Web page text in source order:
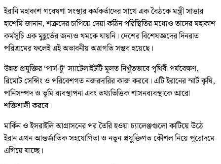
ইরানি মহাকাশ গবেষণা সংস্থার কর্মকর্তাদের সাথে এক বৈঠকে মন্ত্রী সাত্তার
হাশেমি জানান, শত্রুদের চাপিয়ে দেয়া কঠিন পরিস্থিতির মধ্যেও তাদের মহাকাশ
কর্মসূচি এক মুহূর্তের জন্যও থমকে যায়নি। দেশের বিশেষজ্ঞদের দিনরাত
পরিশ্রমের ফলেই এই অভাবনীয় অগ্রগতি সম্ভব হয়েছে।
উন্নত প্রযুক্তির ‘পার্স-টু’ স্যাটেলাইটটি মূলত নিখুঁতভাবে পৃথিবী পর্যবেক্ষণ,
রিমোট সেন্সিং ও পরিবেশগত নজরদারির কাজ করবে। এটি ইরানের স্মার্ট কৃষি,
পানিসম্পদ ও ভূমি ব্যবস্থাপনা এবং তথ্যভিত্তিক শাসনব্যবস্থাকে আরো
শক্তিশালী করবে।
মার্কিন ও ইসরাইলি আগ্রাসনের পর তৈরি হওয়া চ্যালেঞ্জগুলো কাটিয়ে উঠে
ইরান এখন আন্তর্জাতিক সহযোগিতা ও নতুন প্রযুক্তিগত কৌশল নিয়ে পুরোদমে
এগিয়ে যাচ্ছে।